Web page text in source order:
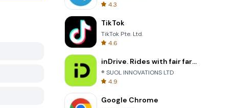
4.3
TikTok
TikTok Pte. Ltd.
4.6
inDrive. Rides with fair fares
® SUOL INNOVATIONS LTD
4.9
Google Chrome